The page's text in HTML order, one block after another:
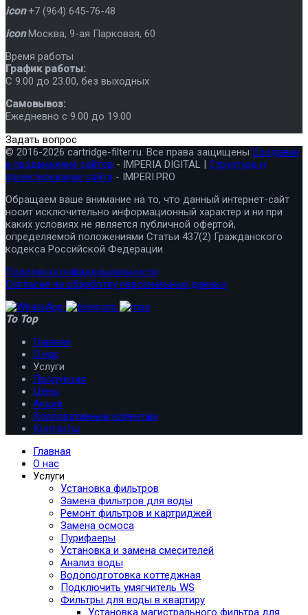
icon +7 (964) 645-76-48
icon Москва, 9-ая Парковая, 60
Время работы
График работы:
C 9.00 до 23.00, без выходных
Самовывоз:
Ежедневно с 9.00 до 19.00
Задать вопрос
© 2016-2026 cartridge-filter.ru. Все права защищены Создание
и продвижение сайтов - IMPERIA DIGITAL | Структура и
проектирование сайта - IMPERI.PRO
Обращаем ваше внимание на то, что данный интернет-сайт
носит исключительно информационный характер и ни при
каких условиях не является публичной офертой,
определяемой положениями Статьи 437(2) Гражданского
кодекса Российской Федерации.
Политика конфиденциальности
Согласие на обработку персональных данных
To Top
Главная
О нас
Услуги
Продукция
Цены
Акции
Корпоративным клиентам
Контакты
Главная
О нас
Услуги
Установка фильтров
Замена фильтров для воды
Ремонт фильтров и картриджей
Замена осмоса
Пурифаеры
Установка и замена смесителей
Анализ воды
Водоподготовка коттеджная
Подключить умягчитель WS
Фильтры для воды в квартиру
Установка магистрального фильтра для